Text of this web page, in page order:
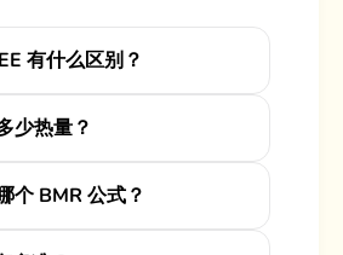
有什么区别？
少热量？
个 BMR 公式？